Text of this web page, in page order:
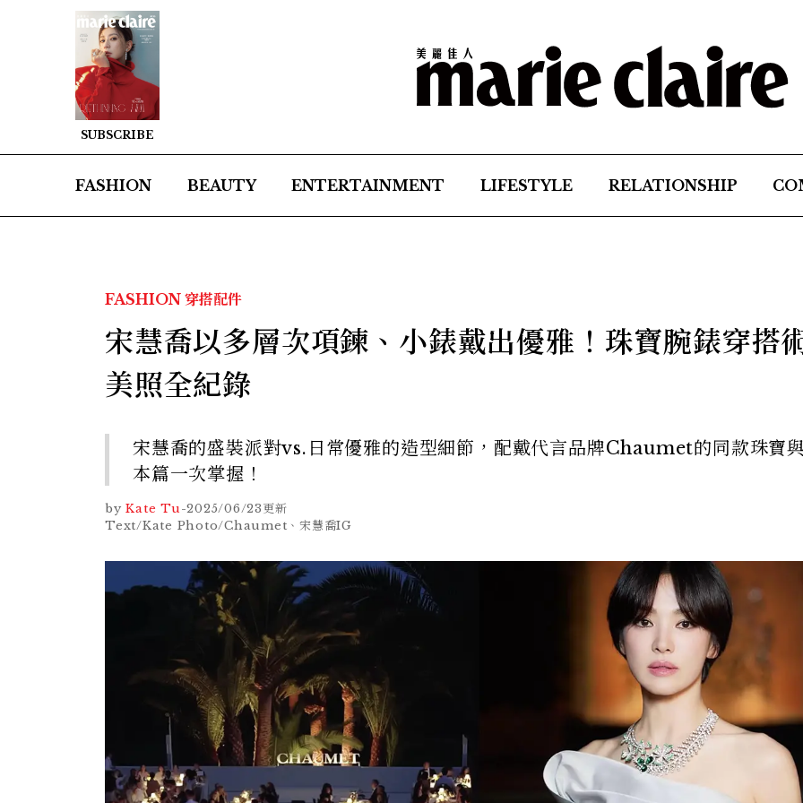
SUBSCRIBE
FASHION BEAUTY ENTERTAINMENT LIFESTYLE RELATIONSHIP
FASHION 穿搭配件
宋慧喬以多層次項鍊、小錶戴出優雅！珠寶腕錶穿搭
美照全紀錄
宋慧喬的盛裝派對vs.日常優雅的造型細節，配戴代言品牌Chaumet的同款珠寶
本篇一次掌握！
by Kate Tu-2025/06/23更新
Text/Kate Photo/Chaumet、宋慧喬IG